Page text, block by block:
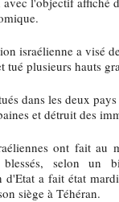
israélienne a visé
tué plusieurs hauts
dans les deux
et détruit des
ont fait au
selon un
d'Etat a fait état
siège à Téhéran.